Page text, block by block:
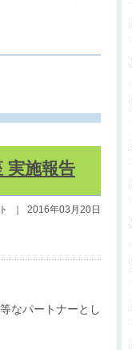
実施報告
2016年03月20日
なパートナーとし